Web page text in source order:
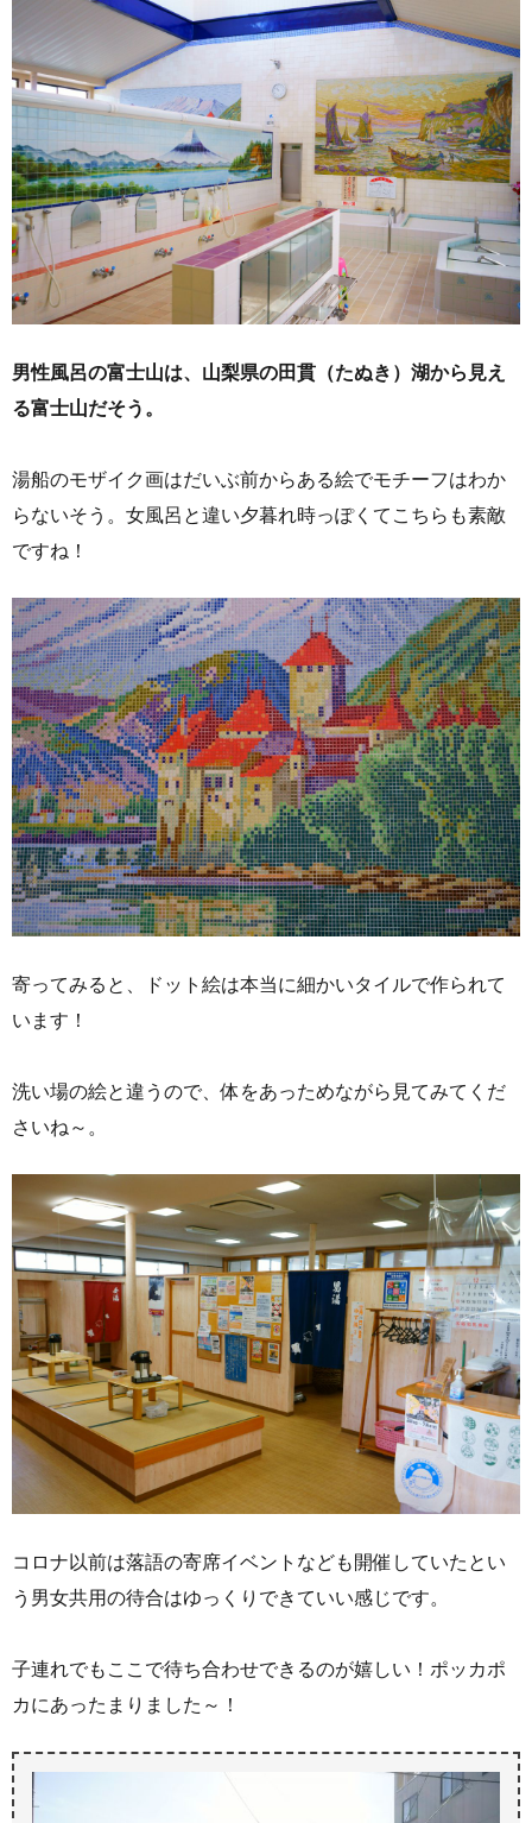
男性風呂の富士山は、山梨県の田貫（たぬき）湖から見え
る富士山だそう。
湯船のモザイク画はだいぶ前からある絵でモチーフはわか
らないそう。女風呂と違い夕暮れ時っぽくてこちらも素敵
ですね！
寄ってみると、ドット絵は本当に細かいタイルで作られて
います！
洗い場の絵と違うので、体をあっためながら見てみてくだ
さいね～。
コロナ以前は落語の寄席イベントなども開催していたとい
う男女共用の待合はゆっくりできていい感じです。
子連れでもここで待ち合わせできるのが嬉しい！ポッカポ
カにあったまりました～！